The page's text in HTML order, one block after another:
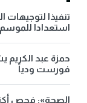
استعدادا للموسم
حمزة عبد الكريم
فورست ودياً